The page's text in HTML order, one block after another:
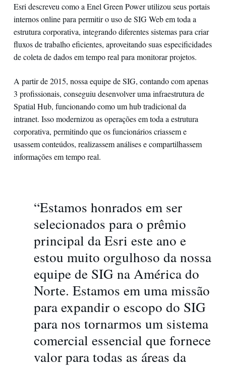
Esri descreveu como a Enel Green Power utilizou seus portais
internos online para permitir o uso de SIG Web em toda a
estrutura corporativa, integrando diferentes sistemas para criar
fluxos de trabalho eficientes, aproveitando suas especificidades
de coleta de dados em tempo real para monitorar projetos.
A partir de 2015, nossa equipe de SIG, contando com apenas
3 profissionais, conseguiu desenvolver uma infraestrutura de
Spatial Hub, funcionando como um hub tradicional da
intranet. Isso modernizou as operações em toda a estrutura
corporativa, permitindo que os funcionários criassem e
usassem conteúdos, realizassem análises e compartilhassem
informações em tempo real.
“Estamos honrados em ser
selecionados para o prêmio
principal da Esri este ano e
estou muito orgulhoso da nossa
equipe de SIG na América do
Norte. Estamos em uma missão
para expandir o escopo do SIG
para nos tornarmos um sistema
comercial essencial que fornece
valor para todas as áreas da